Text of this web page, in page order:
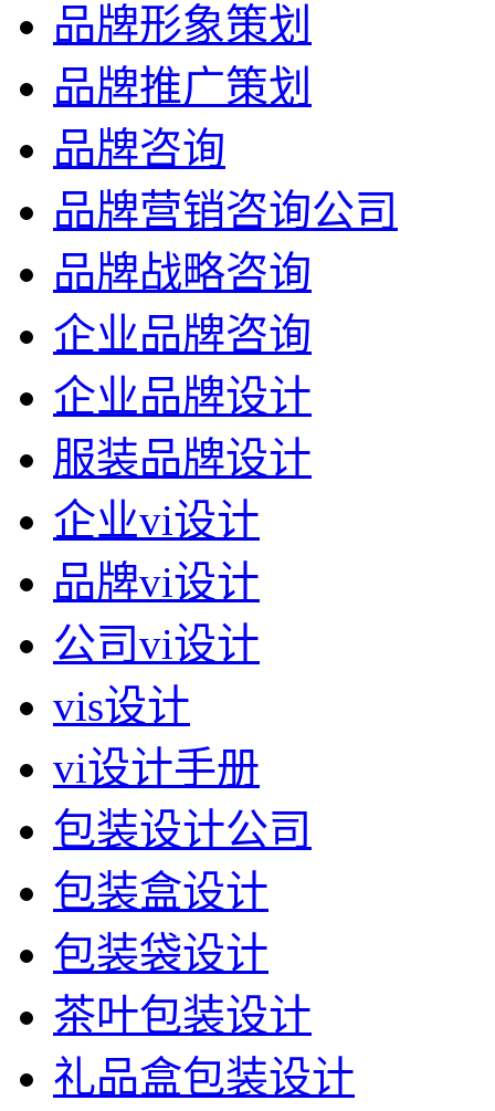
品牌形象策划
品牌推广策划
品牌咨询
品牌营销咨询公司
品牌战略咨询
企业品牌咨询
企业品牌设计
服装品牌设计
企业vi设计
品牌vi设计
公司vi设计
vis设计
vi设计手册
包装设计公司
包装盒设计
包装袋设计
茶叶包装设计
礼品盒包装设计